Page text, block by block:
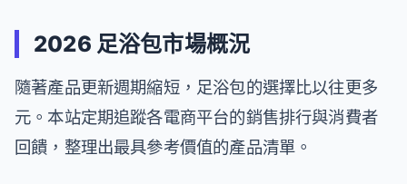
2026 足浴包市場概況
隨著產品更新週期縮短，足浴包的選擇比以往更多
元。本站定期追蹤各電商平台的銷售排行與消費者
回饋，整理出最具參考價值的產品清單。